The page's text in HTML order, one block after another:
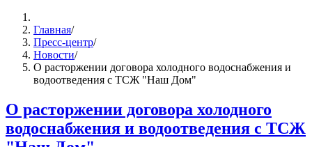
Главная/
Пресс-центр/
Новости/
О расторжении договора холодного водоснабжения и
водоотведения с ТСЖ "Наш Дом"
О расторжении договора холодного
водоснабжения и водоотведения с ТСЖ